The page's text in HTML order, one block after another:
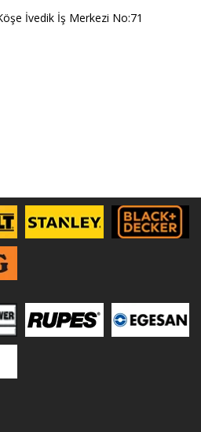
İvedik İş Merkezi No:71